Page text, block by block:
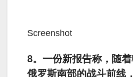
Screenshot
8。一份新报告称，随
俄罗斯南部的战斗前线